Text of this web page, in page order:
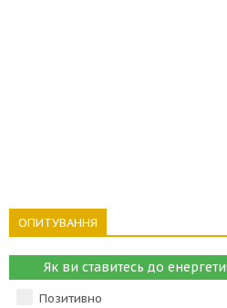
ОПИТУВАННЯ
Як ви ставитесь до
Позитивно